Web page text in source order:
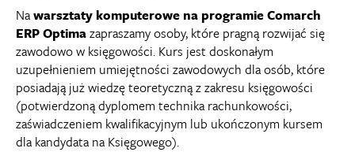
Nawarsztaty komputerowe na programie Comarch
ERP Optimazapraszamy osoby, które pragną rozwijać się
zawodowo w księgowości. Kurs jest doskonałym
uzupełnieniem umiejętności zawodowych dla osób, które
posiadają już wiedzę teoretyczną z zakresu księgowości
(potwierdzoną dyplomem technika rachunkowości,
zaświadczeniem kwalifikacyjnym lub ukończonym kursem
dla kandydata na Księgowego).